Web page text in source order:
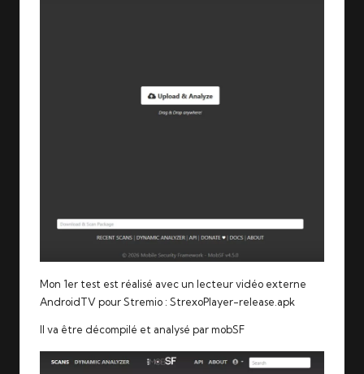
Mon 1er test est réalisé avec un lecteur vidéo externe
AndroidTV pour Stremio : StrexoPlayer-release.apk
Il va être décompilé et analysé par mobSF